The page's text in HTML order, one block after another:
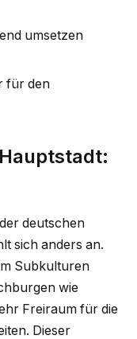
umsetzen
für den
deutschen
sich anders an.
Subkulturen
wie
Freiraum für die
Dieser